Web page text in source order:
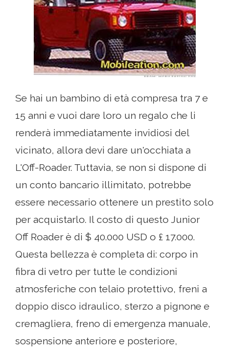
Se hai un bambino di età compresa tra 7 e
15 anni e vuoi dare loro un regalo che li
renderà immediatamente invidiosi del
vicinato, allora devi dare un'occhiata a
L'Off-Roader. Tuttavia, se non si dispone di
un conto bancario illimitato, potrebbe
essere necessario ottenere un prestito solo
per acquistarlo. Il costo di questo Junior
Off Roader è di $ 40.000 USD o £ 17.000.
Questa bellezza è completa di: corpo in
fibra di vetro per tutte le condizioni
atmosferiche con telaio protettivo, freni a
doppio disco idraulico, sterzo a pignone e
cremagliera, freno di emergenza manuale,
sospensione anteriore e posteriore,